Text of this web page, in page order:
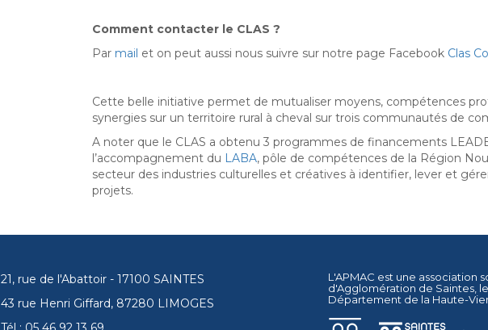
Comment contacter le CLAS ?
Par mail et on peut aussi nous suivre sur notre page Facebook Clas
Cette belle initiative permet de mutualiser moyens, compétences
synergies sur un territoire rural à cheval sur trois communautés de
A noter que le CLAS a obtenu 3 programmes de financements
l’accompagnement du LABA, pôle de compétences de la Région
secteur des industries culturelles et créatives à identifier, lever et
projets.
21, rue de l'Abattoir - 17100 SAINTES
43 rue Henri Giffard, 87280 LIMOGES
L'APMAC est une association
d'Agglomération de Saintes , le
Département de la Haute-